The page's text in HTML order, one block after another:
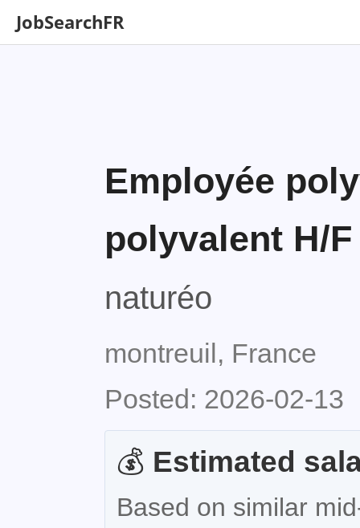
JobSearchFR
Employée
polyvalent H/F
naturéo
montreuil, France
Posted: 2026-02-13
💰 Estimated
Based on similar